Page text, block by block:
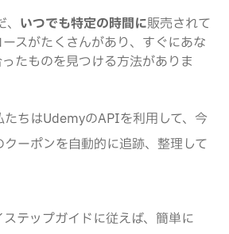
いつでも特定の時間に販売されて
スがたくさんがあり、すぐにあな
たものを見つける方法がありま
ちはUdemyのAPIを利用して、今
ーポンを自動的に追跡、整理して
テップガイドに従えば、簡単に